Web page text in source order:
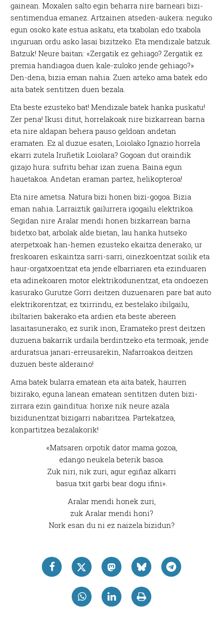
gainean. Moxalen salto egin beharra nire barneari bizi-
sentimendua emanez. Artzainen atseden-aukera: neguko
egun osoko kate estua askatu, eta txabolan edo txabola
inguruan ordu asko lasai bizitzeko. Eta mendizale batzuk.
Batzuk! Neure baitan: «Zergatik ez gehiago? Zergatik ez
premia handiagoa duen kale-zuloko jende gehiago?»
Den-dena, bizia eman nahia. Zuen arteko ama batek edo
aita batek sentitzen duen bezala.
Eta beste ezusteko bat! Mendizale batek hanka puskatu!
Zer pena! Ikusi ditut, horrelakoak nire bizkarrean barna
eta nire aldapan behera pauso geldoan andetan
eramaten. Ez al duzue esaten, Loiolako Ignazio horrela
ekarri zutela Iruñetik Loiolara? Gogoan dut oraindik
gizajo hura: sufritu behar izan zuena. Baina egun
hauetakoa. Andetan eraman partez, helikopteroa!
Eta nire ametsa. Natura bizi honen bizi-gogoa. Bizia
eman nahia. Larraiztik gailurrera igogailu elektrikoa.
Segidan nire Aralar mendi honen bizkarrean barna
bidetxo bat, arbolak alde bietan, lau hanka hutseko
aterpetxoak han-hemen ezusteko ekaitza denerako, ur
freskoaren eskaintza sarri-sarri, oinezkoentzat soilik eta
haur-orgatxoentzat eta jende elbarriaren eta ezinduaren
eta adinekoaren motor elektrikodunentzat, eta ondoezen
kasurako Gurutze Gorri deitzen duzuenaren pare bat auto
elektrikorentzat; ez txirrindu, ez bestelako ibilgailu,
ibiltarien bakerako eta ardien eta beste abereen
lasaitasunerako, ez surik inon, Eramateko prest deitzen
duzuena bakarrik urdaila berdintzeko eta termoak, jende
arduratsua janari-erreusarekin, Nafarroakoa deitzen
duzuen beste alderaino!
Ama batek bularra ematean eta aita batek, haurren
bizirako, eguna lanean ematean sentitzen duten bizi-
zirrara ezin gainditua: horixe nik neure azala
bizidunentzat bizigarri nabaritzea. Partekatzea,
konpartitzea bezalakorik!
«Matsaren orpotik dator mama gozoa,
edango neukela beterik basoa.
Zuk niri, nik zuri, agur egiñaz alkarri
basua txit garbi bear dogu ifini».
Aralar mendi honek zuri,
zuk Aralar mendi honi?
Nork esan du ni ez naizela bizidun?